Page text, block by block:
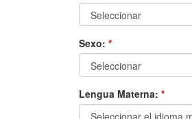
Sexo: *
Lengua Materna: *